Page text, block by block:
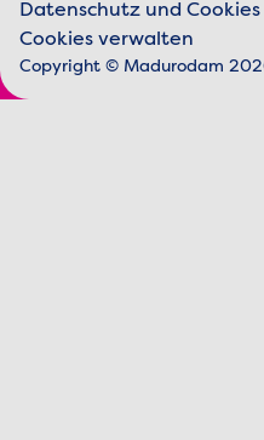
Juristische
Datenschutz und Cookies
Cookies verwalten
Copyright © Madurodam